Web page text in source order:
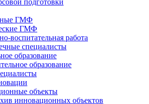
подготовки
ГМФ
ГМФ
воспитательная работа
специалисты
образование
образование
объекты
инновационных объектов